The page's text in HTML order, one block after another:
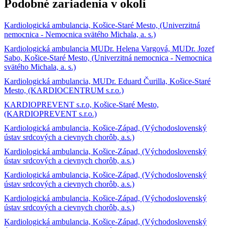
Podobné zariadenia v okolí
Kardiologická ambulancia, Košice-Staré Mesto, (Univerzitná
nemocnica - Nemocnica svätého Michala, a. s.)
Kardiologická ambulancia MUDr. Helena Vargová, MUDr. Jozef
Sabo, Košice-Staré Mesto, (Univerzitná nemocnica - Nemocnica
svätého Michala, a. s.)
Kardiologická ambulancia, MUDr. Eduard Čurilla, Košice-Staré
Mesto, (KARDIOCENTRUM s.r.o.)
KARDIOPREVENT s.r.o, Košice-Staré Mesto,
(KARDIOPREVENT s.r.o.)
Kardiologická ambulancia, Košice-Západ, (Východoslovenský
ústav srdcových a cievnych chorôb, a.s.)
Kardiologická ambulancia, Košice-Západ, (Východoslovenský
ústav srdcových a cievnych chorôb, a.s.)
Kardiologická ambulancia, Košice-Západ, (Východoslovenský
ústav srdcových a cievnych chorôb, a.s.)
Kardiologická ambulancia, Košice-Západ, (Východoslovenský
ústav srdcových a cievnych chorôb, a.s.)
Kardiologická ambulancia, Košice-Západ, (Východoslovenský